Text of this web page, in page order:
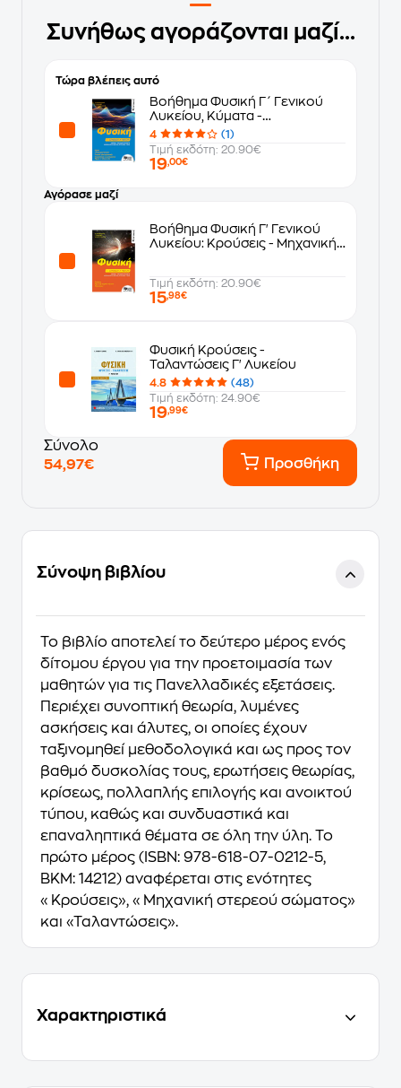
Συνήθως αγοράζονται μαζί...
Τώρα βλέπεις αυτό
Βοήθημα Φυσική Γ΄ Γενικού
Λυκείου, Κύματα -
Ηλεκτρομαγνητισμός - Στοιχεία
κβαντομηχανικής
4
(1)
Τιμή εκδότη: 20.90€
19,00€
Αγόρασε μαζί
Βοήθημα Φυσική Γ' Γενικού
Λυκείου: Κρούσεις - Μηχανική
Τιμή εκδότη: 20.90€
15,98€
Φυσική Κρούσεις -
Ταλαντώσεις Γ' Λυκείου
4.8
(48)
Τιμή εκδότη: 24.90€
19,99€
Σύνολο
54,97€
Προσθήκη
Σύνοψη βιβλίου
Το βιβλίο αποτελεί το δεύτερο μέρος ενός
δίτομου έργου για την προετοιμασία των
μαθητών για τις Πανελλαδικές εξετάσεις.
Περιέχει συνοπτική θεωρία, λυμένες
ασκήσεις και άλυτες, οι οποίες έχουν
ταξινομηθεί μεθοδολογικά και ως προς τον
βαθμό δυσκολίας τους, ερωτήσεις θεωρίας,
κρίσεως, πολλαπλής επιλογής και ανοικτού
τύπου, καθώς και συνδυαστικά και
επαναληπτικά θέματα σε όλη την ύλη. Το
πρώτο μέρος (ISBN: 978-618-07-0212-5,
ΒΚΜ: 14212) αναφέρεται στις ενότητες
«Κρούσεις», «Μηχανική στερεού σώματος»
και «Ταλαντώσεις».
Χαρακτηριστικά